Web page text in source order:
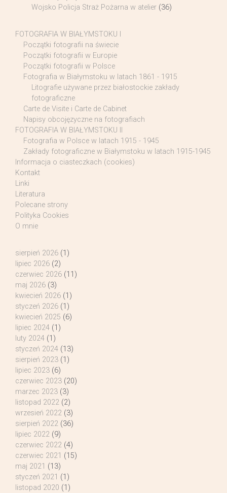
Wojsko Policja Straż Pożarna w atelier (36)
FOTOGRAFIA W BIAŁYMSTOKU I
Początki fotografii na świecie
Początki fotografii w Europie
Początki fotografii w Polsce
Fotografia w Białymstoku w latach 1861 - 1915
Litografie używane przez białostockie zakłady
fotograficzne
Carte de Visite i Carte de Cabinet
Napisy obcojęzyczne na fotografiach
FOTOGRAFIA W BIAŁYMSTOKU II
Fotografia w Polsce w latach 1915 - 1945
Zakłady fotograficzne w Białymstoku w latach 1915-1945
Informacja o ciasteczkach (cookies)
Kontakt
Linki
Literatura
Polecane strony
Polityka Cookies
O mnie
sierpień 2026 (1)
lipiec 2026 (2)
czerwiec 2026 (11)
maj 2026 (3)
kwiecień 2026 (1)
styczeń 2026 (1)
kwiecień 2025 (6)
lipiec 2024 (1)
luty 2024 (1)
styczeń 2024 (13)
sierpień 2023 (1)
lipiec 2023 (6)
czerwiec 2023 (20)
marzec 2023 (3)
listopad 2022 (2)
wrzesień 2022 (3)
sierpień 2022 (36)
lipiec 2022 (9)
czerwiec 2022 (4)
czerwiec 2021 (15)
maj 2021 (13)
styczeń 2021 (1)
listopad 2020 (1)